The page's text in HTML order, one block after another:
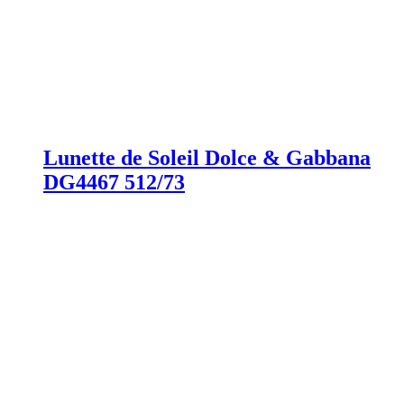
Lunette de Soleil Dolce & Gabbana
DG4467 512/73